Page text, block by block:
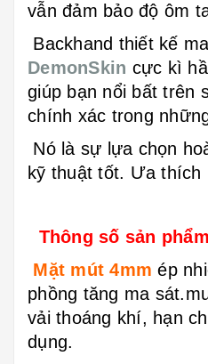
vẫn đảm bảo độ ôm
Backhand thiết kế
DemonSkin cực kì
giúp bạn nổi bất trên
chính xác trong
Nó là sự lựa chọn
kỹ thuật tốt. Ưa thích
Thông số sản
Mặt mút 4mm ép
phồng tăng ma
vải thoáng khí, hạn
dụng.